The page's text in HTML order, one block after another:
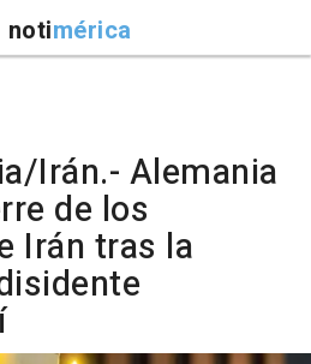
notimérica
Irán.- Alemania
de los
Irán tras la